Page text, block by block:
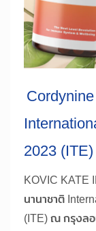
2023 (ITE)
KOVIC KATE
นานาชาติ
(ITE) ณ กรุงล